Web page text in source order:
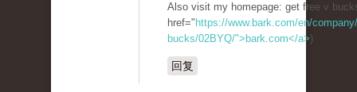
Also visit my homepage: get free v
href=" https://www.bark.com/en/
bucks/02BYQ/">bark.com</a>)
回复